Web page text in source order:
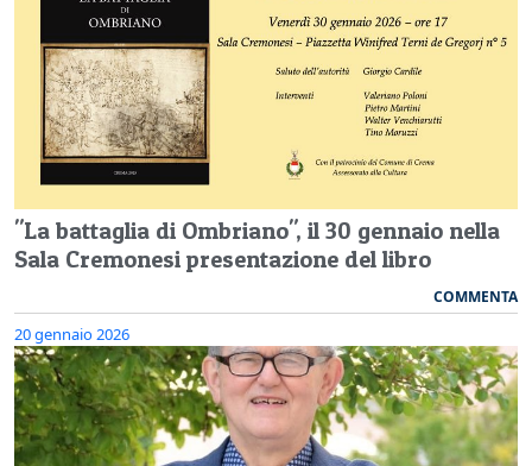
"La battaglia di Ombriano", il 30 gennaio nella
Sala Cremonesi presentazione del libro
COMMENTA
20 gennaio 2026